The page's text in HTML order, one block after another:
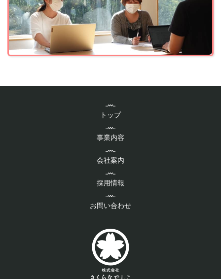
トップ
事業内容
会社案内
採用情報
お問い合わせ